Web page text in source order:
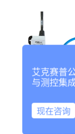
永久
PEM RCTi
探头传感
久安
艾克赛普
与测控集
现在咨询